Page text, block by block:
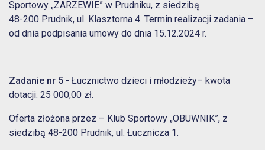
Sportowy „ZARZEWIE” w Prudniku, z siedzibą
48-200 Prudnik, ul. Klasztorna 4. Termin realizacji zadania –
od dnia podpisania umowy do dnia 15.12.2024 r.
Zadanie nr 5 - Łucznictwo dzieci i młodzieży– kwota
dotacji: 25 000,00 zł.
Oferta złożona przez – Klub Sportowy „OBUWNIK”, z
siedzibą 48-200 Prudnik, ul. Łucznicza 1.